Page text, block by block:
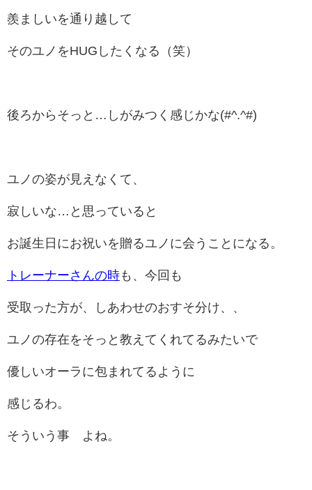
羨ましいを通り越して
そのユノをHUGしたくなる（笑）
後ろからそっと…しがみつく感じかな(#^.^#)
ユノの姿が見えなくて、
寂しいな…と思っていると
お誕生日にお祝いを贈るユノに会うことになる。
トレーナーさんの時も、今回も
受取った方が、しあわせのおすそ分け、、
ユノの存在をそっと教えてくれてるみたいで
優しいオーラに包まれてるように
感じるわ。
そういう事 よね。